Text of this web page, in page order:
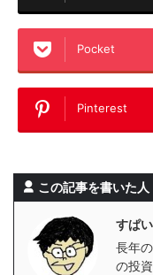
Pocket
Pinterest
この記事を書いた人
すぱ
長年
の投